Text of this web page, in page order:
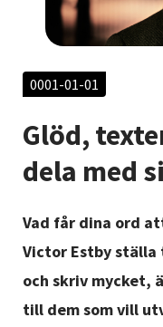
Om SV
Starta studiecirkel
Cirkelledare
Nyheter
Avdelningar
Lyssna
0001-01-01
Glöd,
dela med
Vad får dina ord
Victor Estby
och skriv mycket,
till dem som vill